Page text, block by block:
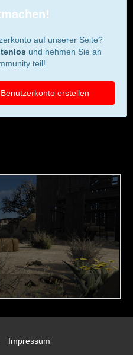
auf unserer Seite?
und nehmen Sie an
teil!
Benutzerkonto erstellen
Impressum